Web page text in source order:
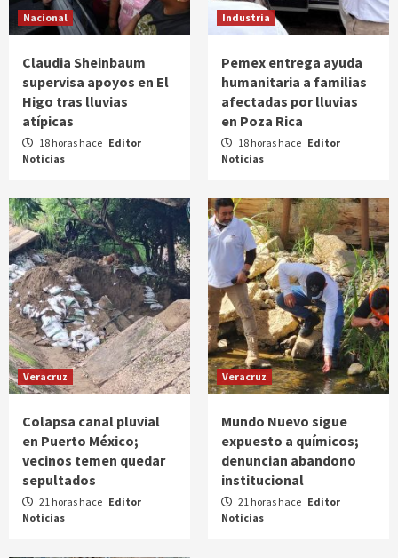
Nacional
Claudia Sheinbaum
supervisa apoyos en El
Higo tras lluvias
atípicas
18 horas hace Editor
Noticias
Industria
Pemex entrega ayuda
humanitaria a familias
afectadas por lluvias
en Poza Rica
18 horas hace Editor
Noticias
Veracruz
Colapsa canal pluvial
en Puerto México;
vecinos temen quedar
sepultados
21 horas hace Editor
Noticias
Veracruz
Mundo Nuevo sigue
expuesto a químicos;
denuncian abandono
institucional
21 horas hace Editor
Noticias